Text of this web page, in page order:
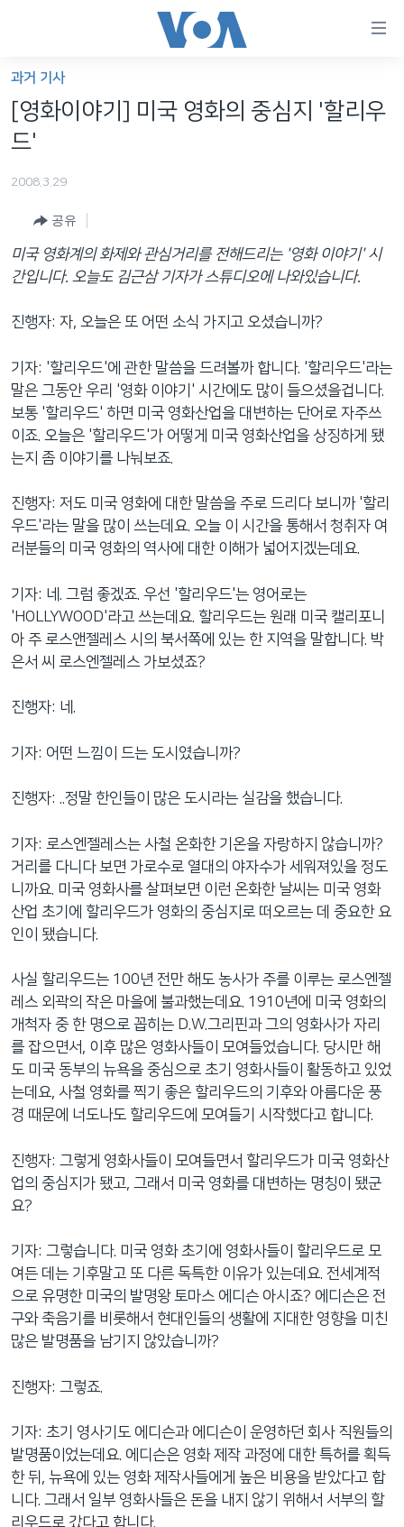
가
능
링
메
네
게
션
으
로
동
색
으
이
세계
프로그램
주파수 안내
언어 선택
과거 기사
[영화이야기] 미국 영화의 중심지 '할리우
드'
2008.3.29
공유
미국 영화계의 화제와 관심거리를 전해드리는 '영화 이야기' 시
간입니다. 오늘도 김근삼 기자가 스튜디오에 나와있습니다.
진행자: 자, 오늘은 또 어떤 소식 가지고 오셨습니까?
기자: '할리우드'에 관한 말씀을 드려볼까 합니다. '할리우드'라는
말은 그동안 우리 '영화 이야기' 시간에도 많이 들으셨을겁니다.
보통 '할리우드' 하면 미국 영화산업을 대변하는 단어로 자주쓰
이죠. 오늘은 '할리우드'가 어떻게 미국 영화산업을 상징하게 됐
는지 좀 이야기를 나눠보죠.
진행자: 저도 미국 영화에 대한 말씀을 주로 드리다 보니까 '할리
우드'라는 말을 많이 쓰는데요. 오늘 이 시간을 통해서 청취자 여
러분들의 미국 영화의 역사에 대한 이해가 넓어지겠는데요.
기자: 네. 그럼 좋겠죠. 우선 '할리우드'는 영어로는
'HOLLYWOOD'라고 쓰는데요. 할리우드는 원래 미국 캘리포니
아 주 로스앤젤레스 시의 북서쪽에 있는 한 지역을 말합니다. 박
은서 씨 로스엔젤레스 가보셨죠?
진행자: 네.
기자: 어떤 느낌이 드는 도시였습니까?
진행자: ..정말 한인들이 많은 도시라는 실감을 했습니다.
기자: 로스엔젤레스는 사철 온화한 기온을 자랑하지 않습니까?
거리를 다니다 보면 가로수로 열대의 야자수가 세워져있을 정도
니까요. 미국 영화사를 살펴보면 이런 온화한 날씨는 미국 영화
산업 초기에 할리우드가 영화의 중심지로 떠오르는 데 중요한 요
인이 됐습니다.
사실 할리우드는 100년 전만 해도 농사가 주를 이루는 로스엔젤
레스 외곽의 작은 마을에 불과했는데요. 1910년에 미국 영화의
개척자 중 한 명으로 꼽히는 D.W.그리핀과 그의 영화사가 자리
를 잡으면서, 이후 많은 영화사들이 모여들었습니다. 당시만 해
도 미국 동부의 뉴욕을 중심으로 초기 영화사들이 활동하고 있었
는데요, 사철 영화를 찍기 좋은 할리우드의 기후와 아름다운 풍
경 때문에 너도나도 할리우드에 모여들기 시작했다고 합니다.
진행자: 그렇게 영화사들이 모여들면서 할리우드가 미국 영화산
업의 중심지가 됐고, 그래서 미국 영화를 대변하는 명칭이 됐군
요?
기자: 그렇습니다. 미국 영화 초기에 영화사들이 할리우드로 모
여든 데는 기후말고 또 다른 독특한 이유가 있는데요. 전세계적
으로 유명한 미국의 발명왕 토마스 에디슨 아시죠? 에디슨은 전
구와 축음기를 비롯해서 현대인들의 생활에 지대한 영향을 미친
많은 발명품을 남기지 않았습니까?
진행자: 그렇죠.
기자: 초기 영사기도 에디슨과 에디슨이 운영하던 회사 직원들의
발명품이었는데요. 에디슨은 영화 제작 과정에 대한 특허를 획득
한 뒤, 뉴욕에 있는 영화 제작사들에게 높은 비용을 받았다고 합
니다. 그래서 일부 영화사들은 돈을 내지 않기 위해서 서부의 할
리우드로 갔다고 합니다.